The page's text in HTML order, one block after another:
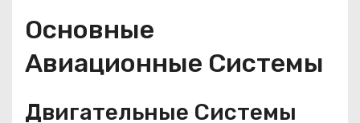
Основные
Авиационные Системы
Двигательные Системы